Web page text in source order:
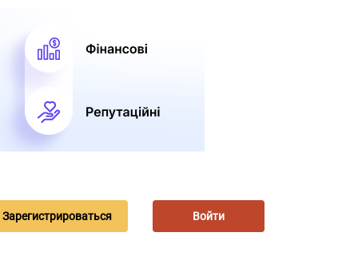
Зарегистрироваться Войти